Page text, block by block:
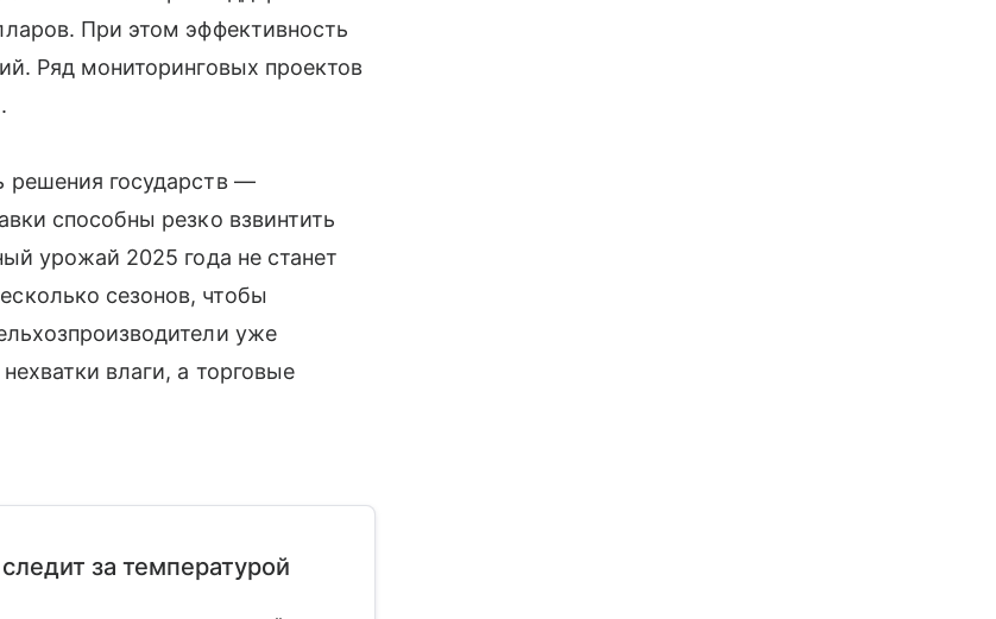
При этом эффективность
Ряд мониторинговых проектов
решения государств —
способны резко взвинтить
урожай 2025 года не станет
сезонов, чтобы
уже
влаги, а торговые
за температурой